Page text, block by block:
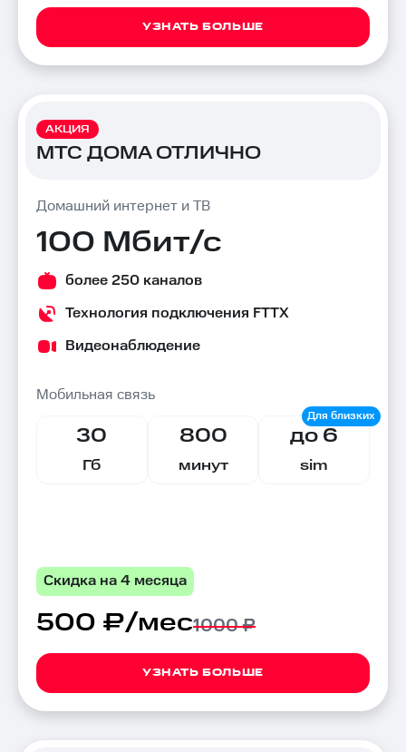
УЗНАТЬ БОЛЬШЕ
АКЦИЯ
МТС ДОМА ОТЛИЧНО
Домашний интернет и ТВ
100 Мбит/с
более 250 каналов
Технология подключения FTTX
Видеонаблюдение
Мобильная связь
30
Гб
800
минут
до 6
sim
Скидка на 4 месяца
500 ₽/мес1000 ₽
УЗНАТЬ БОЛЬШЕ